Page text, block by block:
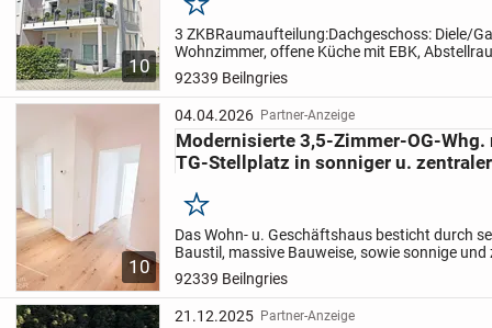
10
Merken
3 ZKBRaumaufteilung:Dachgeschoss: Diele/
Wohnzimmer, offene Küche mit EBK,
Westbalkon, Schlafzimmer, Kinderzimmer, Bad:
Waschbecken, Handtuchheiz...
92339 Beilngries
10
04.04.2026 Partner-Anzeige
Modernisierte 3,5-Zimmer-OG-Whg.
TG-Stellplatz in sonniger u.
Merken
Das Wohn- u. Geschäftshaus besticht durch
Baustil, massive Bauweise, sowie sonnige und
LageRaumaufteilung:
Wohnzimmer, offene Wohnküche...
92339 Beilngries
21.12.2025 Partner-Anzeige